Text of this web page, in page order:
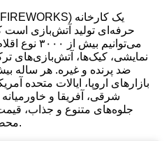
می‌توانیم
نمایشی، کیک‌ها، آتش‌بازی‌های
بازارهای اروپا، ایالات متحده
شرقی، آفریقا و
جلوه‌های متنوع و جذاب، قیمت
محصولات آتش‌بازی ما راضی هستند.